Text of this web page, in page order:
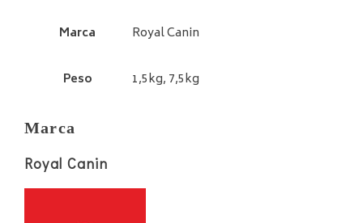
Marca Royal Canin
Peso 1,5kg, 7,5kg
Marca
Royal Canin